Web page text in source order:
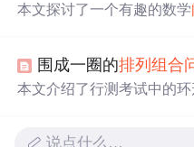
本文探讨了一个有趣的数学
法。围成一圈的排列组合
本文介绍了行测考试中的环
说点什么…